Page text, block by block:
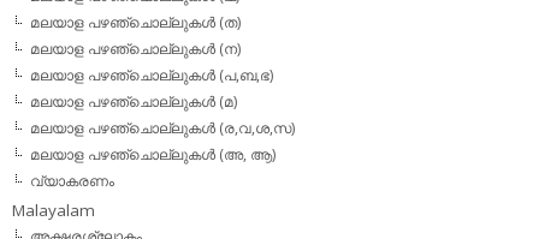
മലയാള പഴഞ്ചൊല്ലുകള്‍ (ത)
മലയാള പഴഞ്ചൊല്ലുകള്‍ (ന)
മലയാള പഴഞ്ചൊല്ലുകള്‍ (പ,ബ,ഭ)
മലയാള പഴഞ്ചൊല്ലുകള്‍ (മ)
മലയാള പഴഞ്ചൊല്ലുകള്‍ (ര,വ,ശ,സ)
മലയാള പഴഞ്ചൊല്ലുകൾ (അ, ആ)
വ്യാകരണം
Malayalam